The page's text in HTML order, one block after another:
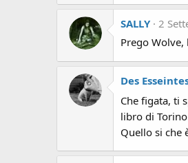
SALLY
2
Prego Wolve,
Des
Che figata, ti
libro di
Quello si che